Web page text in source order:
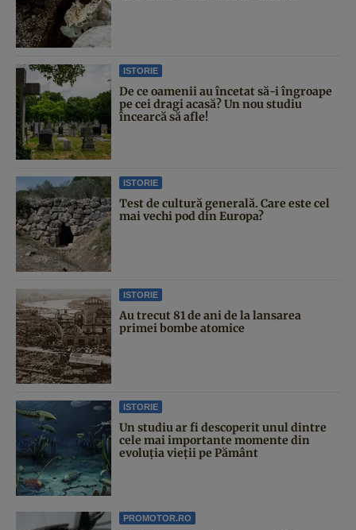
ISTORIE
De ce oamenii au încetat să-i îngroape
pe cei dragi acasă? Un nou studiu
încearcă să afle!
ISTORIE
Test de cultură generală. Care este cel
mai vechi pod din Europa?
ISTORIE
Au trecut 81 de ani de la lansarea
primei bombe atomice
ISTORIE
Un studiu ar fi descoperit unul dintre
cele mai importante momente din
evoluția vieții pe Pământ
PROMOTOR.RO